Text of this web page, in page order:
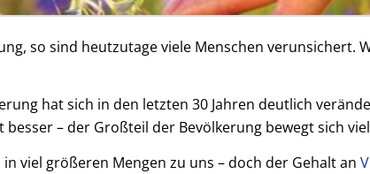
so sind heutzutage viele Menschen
hat sich in den letzten 30 Jahren deutlich
– der Großteil der Bevölkerung bewegt sich
viel größeren Mengen zu uns – doch der Gehalt an